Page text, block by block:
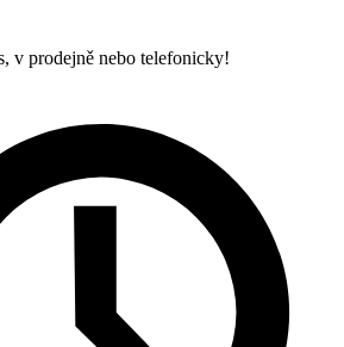
v prodejně nebo telefonicky!